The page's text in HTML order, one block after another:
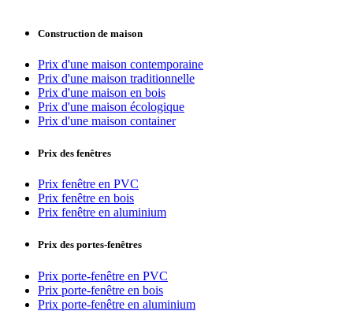
Construction de maison
Prix d'une maison contemporaine
Prix d'une maison traditionnelle
Prix d'une maison en bois
Prix d'une maison écologique
Prix d'une maison container
Prix des fenêtres
Prix fenêtre en PVC
Prix fenêtre en bois
Prix fenêtre en aluminium
Prix des portes-fenêtres
Prix porte-fenêtre en PVC
Prix porte-fenêtre en bois
Prix porte-fenêtre en aluminium